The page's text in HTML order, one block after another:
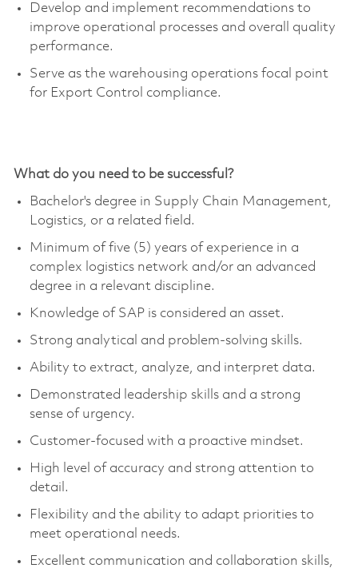
Develop and implement recommendations to
improve operational processes and overall quality
performance.
Serve as the warehousing operations focal point
for Export Control compliance.
What do you need to be successful?
Bachelor's degree in Supply Chain Management,
Logistics, or a related field.
Minimum of five (5) years of experience in a
complex logistics network and/or an advanced
degree in a relevant discipline.
Knowledge of SAP is considered an asset.
Strong analytical and problem-solving skills.
Ability to extract, analyze, and interpret data.
Demonstrated leadership skills and a strong
sense of urgency.
Customer-focused with a proactive mindset.
High level of accuracy and strong attention to
detail.
Flexibility and the ability to adapt priorities to
meet operational needs.
Excellent communication and collaboration skills,